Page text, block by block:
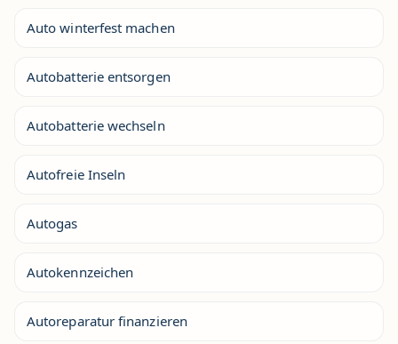
Auto winterfest machen
Autobatterie entsorgen
Autobatterie wechseln
Autofreie Inseln
Autogas
Autokennzeichen
Autoreparatur finanzieren